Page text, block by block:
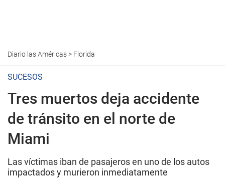
Diario las Américas> Florida
SUCESOS
Tres muertos deja accidente
de tránsito en el norte de
Miami
Las víctimas iban de pasajeros en uno de los autos
impactados y murieron inmediatamente